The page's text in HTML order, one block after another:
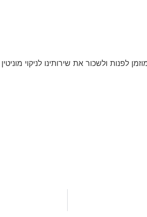
ולשכור את שירותינו לניקוי מוניטין